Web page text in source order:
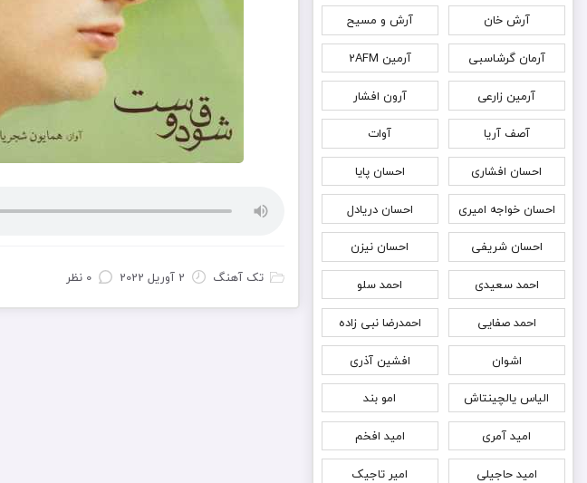
تک آهنگ 2 آوریل 2022 0 نظر
آرش خان
آرش و مسیح
آرمان گرشاسبی
آرمین 2AFM
آرمین زارعی
آرون افشار
آصف آریا
آوات
احسان افشاری
احسان پایا
احسان خواجه امیری
احسان دریادل
احسان شریفی
احسان نیزن
احمد سعیدی
احمد سلو
احمد صفایی
احمدرضا نبی زاده
اشوان
افشین آذری
الیاس یالچینتاش
امو بند
امید آمری
امید افخم
امید حاجیلی
امیر تاجیک